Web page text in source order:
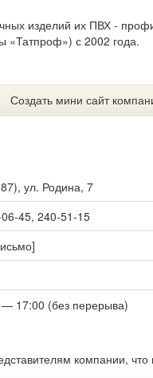
изделий их ПВХ -
«Татпроф») с 2002 года.
Создать мини сайт
), ул. Родина, 7
45, 240-51-15
— 17:00 (без перерыва)
компании,